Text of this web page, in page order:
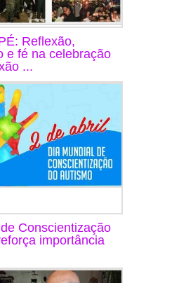
Reflexão,
e fé na celebração
...
Conscientização
importância